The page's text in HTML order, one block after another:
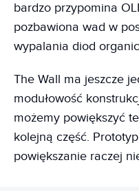
bardzo przypomina
pozbawiona wad w
wypalania diod
The Wall ma jeszcze
modułowość
możemy powiększyć
kolejną część.
powiększanie raczej